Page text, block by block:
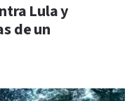
Lula y
de un